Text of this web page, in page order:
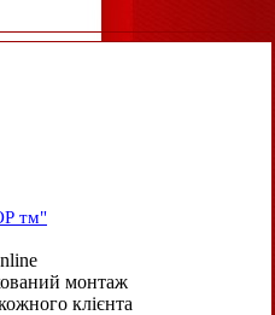
тм"
монтаж
клієнта